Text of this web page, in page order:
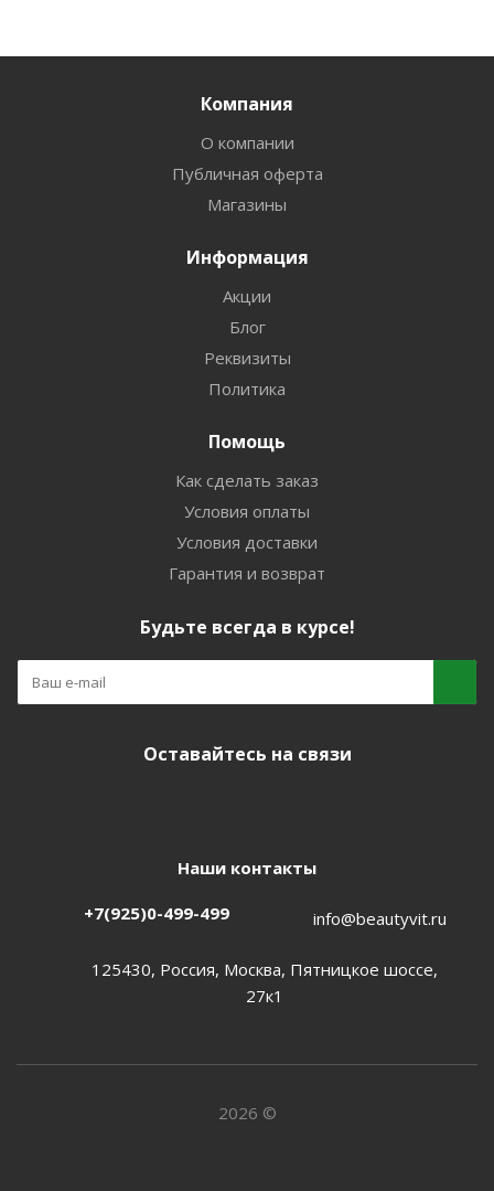
Компания
О компании
Публичная оферта
Магазины
Информация
Акции
Блог
Реквизиты
Политика
Помощь
Как сделать заказ
Условия оплаты
Условия доставки
Гарантия и возврат
Будьте всегда в курсе!
Оставайтесь на связи
Наши контакты
+7(925)0-499-499 info@beautyvit.ru
125430, Россия, Москва, Пятницкое шоссе,
27к1
2026 ©